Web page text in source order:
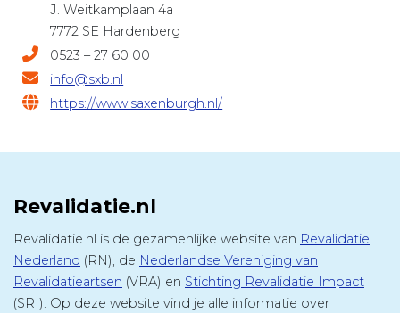
J. Weitkamplaan 4a
7772 SE Hardenberg
0523 – 27 60 00
info@sxb.nl
https://www.saxenburgh.nl/
Revalidatie.nl
Revalidatie.nl is de gezamenlijke website van Revalidatie
Nederland (RN), de Nederlandse Vereniging van
Revalidatieartsen (VRA) en Stichting Revalidatie Impact
(SRI). Op deze website vind je alle informatie over